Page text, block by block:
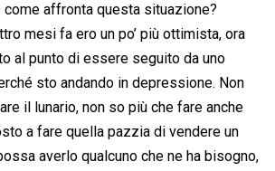
come affronta questa situazione?
mesi fa ero un po’ più ottimista, ora
al punto di essere seguito da uno
sto andando in depressione. Non
il lunario, non so più che fare anche
a fare quella pazzia di vendere un
averlo qualcuno che ne ha bisogno,